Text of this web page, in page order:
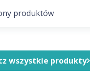
produktów
wszystkie produkty